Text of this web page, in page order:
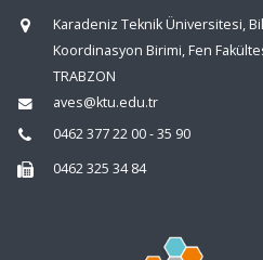
Karadeniz Teknik Üniversitesi,
Koordinasyon Birimi, Fen
TRABZON
aves@ktu.edu.tr
0462 377 22 00 - 35 90
0462 325 34 84